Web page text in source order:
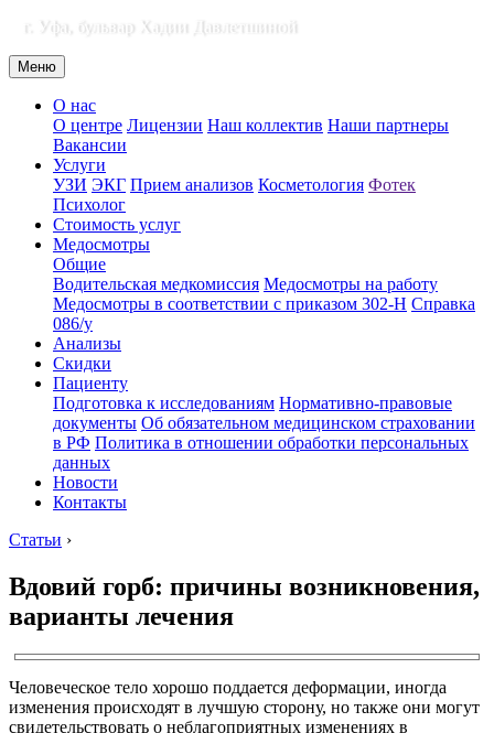
г. Уфа, бульвар Хадии Давлетшиной
Меню
О нас
О центре Лицензии Наш коллектив Наши партнеры
Вакансии
Услуги
УЗИ ЭКГ Прием анализов Косметология Фотек
Психолог
Стоимость услуг
Медосмотры
Общие
Водительская медкомиссия Медосмотры на работу
Медосмотры в соответствии с приказом 302-Н Справка
086/у
Анализы
Скидки
Пациенту
Подготовка к исследованиям Нормативно-правовые
документы Об обязательном медицинском страховании
в РФ Политика в отношении обработки персональных
данных
Новости
Контакты
Статьи ›
Вдовий горб: причины возникновения,
варианты лечения
Человеческое тело хорошо поддается деформации, иногда
изменения происходят в лучшую сторону, но также они могут
свидетельствовать о неблагоприятных изменениях в